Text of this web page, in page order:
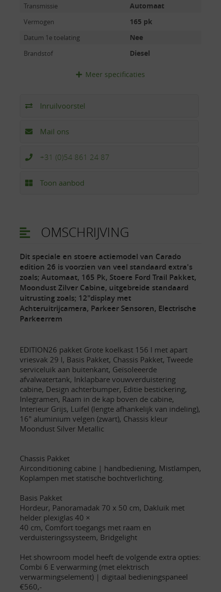
Transmissie Automaat
Vermogen 165 pk
Datum 1e toelating Nee
Brandstof Diesel
Meer specificaties
Inruilvoorstel
Mail ons
+31 (0)54 861 24 87
Toon aanbod
OMSCHRIJVING
Dit speciale en stoere actiemodel van Carado
edition 26 is voorzien van veel standaard extra's
zoals; Automaat, 165 Pk, Stoere Ford Trail Pakket,
Moondust Zilver Cabine, uitgebreide standaard
uitrusting zoals; 12"display met
Achteruitrijcamera, Parkeer Sensoren, Electrische
Parkeerrem
EDITION26 pakket Grote koelkast 156 l met apart
vriesvak 29 l, Basis Pakket, Chassis Pakket, Tweede
serviceluik aan buitenkant, Geïsoleeerde
afvalwatertank, Inklapbare vouwverduistering
cabine, Design achterbumper, Editie bestickering,
Inlegramen, Raam in de kap boven de cabine,
Interieur Grijs, Luifel (lengte afhankelijk van indeling),
16" aluminium velgen (zwart), Chassis kleur
Moondust Silver Metallic
Chassis Pakket
Airconditioning cabine | handbediening, Mistlampen,
Koplampen met statische bochtverlichting.
Basis Pakket
Hordeur, Panoramadak 70 x 50 cm, Dakluik met
helder plexiglas 40 ×
40 cm, Comfort toegangs met raam en
verduisteringssysteem, Bridgelight
Het showroom model heeft de volgende extra opties:
Combi 6 E verwarming (met elektrisch
verwarmingselement) | digitaal bedieningspaneel
€560,-